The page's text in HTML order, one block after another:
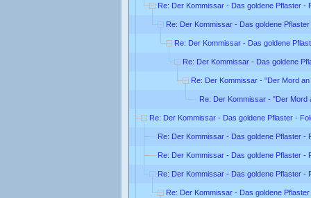
Re: Der Kommissar - Das goldene Pflaster -
Re: Der Kommissar - Das goldene
Re: Der Kommissar - Das goldene
Re: Der Kommissar - Das goldene
Re: Der Kommissar - "Der Mord
Re: Der Kommissar - "Der Mord
Re: Der Kommissar - Das goldene Pflaster -
Re: Der Kommissar - Das goldene Pflaster -
Re: Der Kommissar - Das goldene Pflaster -
Re: Der Kommissar - Das goldene Pflaster -
Re: Der Kommissar - Das goldene